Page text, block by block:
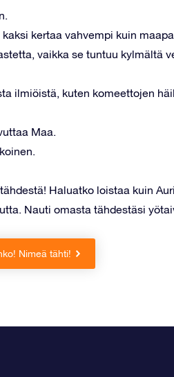
kertaa vahvempi kuin
vaikka se tuntuu kylmältä
ilmiöistä, kuten komeettojen
Maa.
Haluatko loistaa kuin
Nauti omasta tähdestäsi
Nimeä tähti!